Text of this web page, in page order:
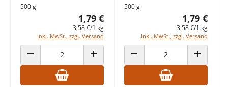
500 g
1,79 €
3,58 €/1 kg
inkl. MwSt., zzgl. Versand
ANZAHL VERRINGERN ANZAHL ERHÖHEN
500 g
1,79 €
3,58 €/1 kg
inkl. MwSt., zzgl. Versand
ANZAHL VERRINGERN ANZAHL